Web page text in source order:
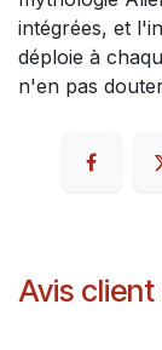
intégrées, et
déploie à
n'en pas
Avis client